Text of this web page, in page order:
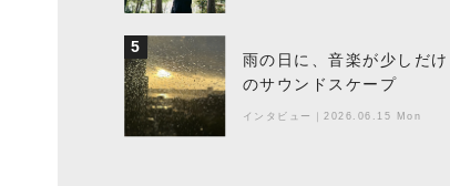
5
雨の日に、音楽が少しだ
のサウンドスケープ
インタビュー 2026.06.15 Mon